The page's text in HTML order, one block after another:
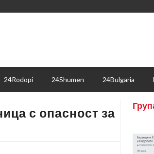
24Rodopi 24Shumen 24Bulgaria
с опасност за